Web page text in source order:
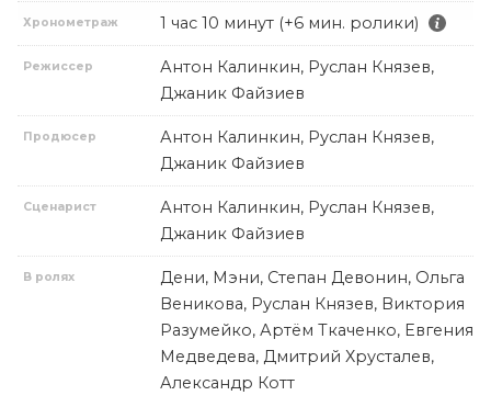
Хронометраж 1 час 10 минут (+6 мин. ролики)
Режиссер
Антон Калинкин, Руслан Князев,
Джаник Файзиев
Продюсер
Антон Калинкин, Руслан Князев,
Джаник Файзиев
Сценарист
Антон Калинкин, Руслан Князев,
Джаник Файзиев
В ролях
Дени, Мэни, Степан Девонин, Ольга
Веникова, Руслан Князев, Виктория
Разумейко, Артём Ткаченко, Евгения
Медведева, Дмитрий Хрусталев,
Александр Котт